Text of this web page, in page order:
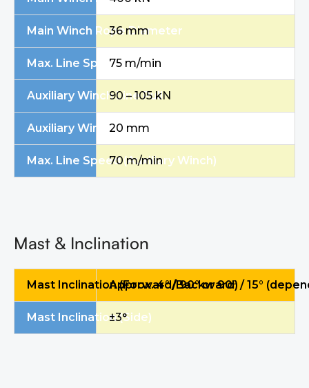
Main Winch Rope Diameter
36 mm
Max. Line Speed (Main Winch)
75 m/min
Auxiliary Winch Line Pull
90 – 105 kN
Auxiliary Winch Rope Diameter
20 mm
Max. Line Speed (Auxiliary Winch)
70 m/min
Mast & Inclination
Mast Inclination (Forward/Backward)
Approx. 4° / 90° or 90° / 15°
Mast Inclination (Side)
±3°